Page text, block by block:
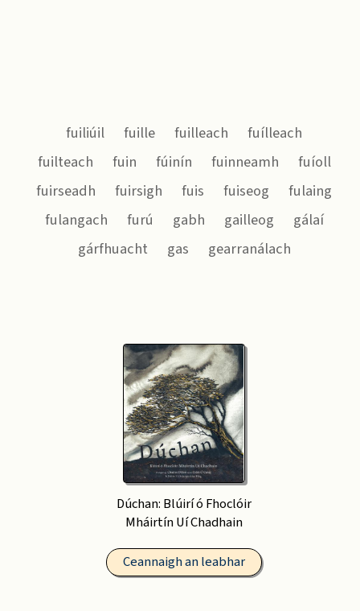
fuiliúil fuille fuilleach
fuílleach
fuilteach
fuin fúinín fuinneamh
fuíoll
fuirseadh
fuirsigh fuis fuiseog
fulaing
fulangach
furú gabh gailleog
gálaí
gárfhuacht
gas gearranálach
Dúchan: Blúirí ó Fhoclóir
Mháirtín Uí Chadhain
Ceannaigh an leabhar